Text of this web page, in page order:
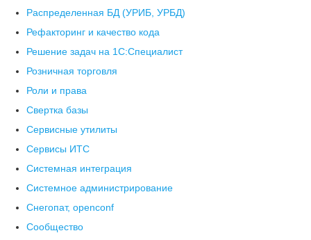
Распределенная БД (УРИБ, УРБД)
Рефакторинг и качество кода
Решение задач на 1С:Специалист
Розничная торговля
Роли и права
Свертка базы
Сервисные утилиты
Сервисы ИТС
Системная интеграция
Системное администрирование
Снегопат, openconf
Сообщество